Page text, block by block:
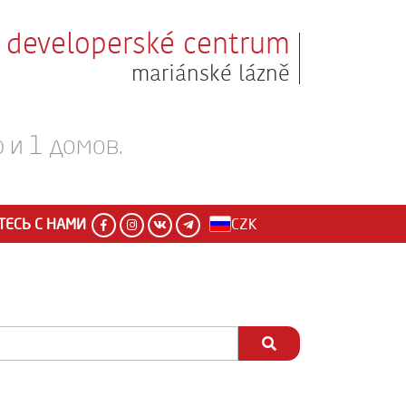
developerské centrum
mariánské lázně
и 1 домов.
С НАМИ CZK